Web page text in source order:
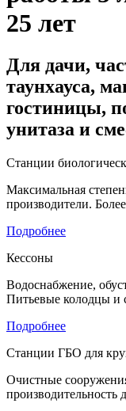
25 лет
Для дачи,
таунхауса,
гостиницы,
унитаза и
Станции
Максимальная
производители.
Подробнее
Кессоны
Водоснабжение,
Питьевые колодцы и
Подробнее
Станции ГБО для
Очистные
производительность